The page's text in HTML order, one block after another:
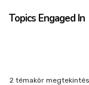
Topics Engaged In
2 témakör